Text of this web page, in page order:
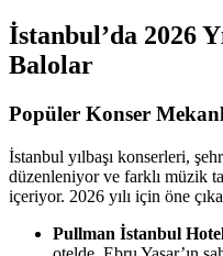
İstanbul’da 2026
Balolar
Popüler Konser
İstanbul yılbaşı konserleri,
düzenleniyor ve farklı müzik
içeriyor. 2026 yılı için öne
Pullman İstanbul